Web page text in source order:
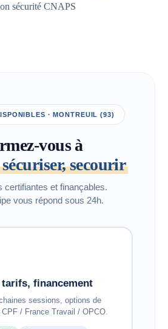
sécurité CNAPS
· MONTREUIL (93)
vous à
secourir
certifiantes et finançables.
vous répond sous 24h.
tarifs, financement
sessions, options de
/ France Travail / OPCO.